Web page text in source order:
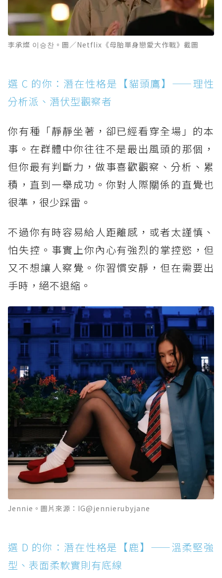
李承燦 이승찬。圖／Netflix《母胎單身戀愛大作戰》截圖
選 C 的你：潛在性格是【貓頭鷹】——理性
分析派、潛伏型觀察者
你有種「靜靜坐著，卻已經看穿全場」的本
事。在群體中你往往不是最出風頭的那個，
但你最有判斷力，做事喜歡觀察、分析、累
積，直到一舉成功。你對人際關係的直覺也
很準，很少踩雷。
不過你有時容易給人距離感，或者太謹慎、
怕失控。事實上你內心有強烈的掌控慾，但
又不想讓人察覺。你習慣安靜，但在需要出
手時，絕不退縮。
Jennie。圖片來源：IG@jennierubyjane
選 D 的你：潛在性格是【鹿】——溫柔堅強
型、表面柔軟實則有底線